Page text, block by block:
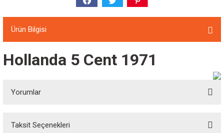
Ürün Bilgisi
Hollanda 5 Cent 1971
Yorumlar
Taksit Seçenekleri